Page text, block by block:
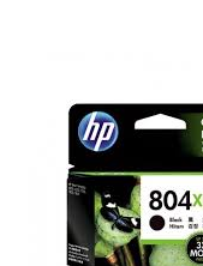
商業客戶
我的帳戶